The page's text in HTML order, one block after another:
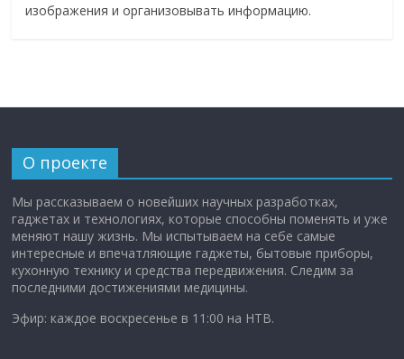
изображения и организовывать информацию.
О проекте
Мы рассказываем о новейших научных разработках,
гаджетах и технологиях, которые способны поменять и уже
меняют нашу жизнь. Мы испытываем на себе самые
интересные и впечатляющие гаджеты, бытовые приборы,
кухонную технику и средства передвижения. Следим за
последними достижениями медицины.
Эфир: каждое воскресенье в 11:00 на НТВ.